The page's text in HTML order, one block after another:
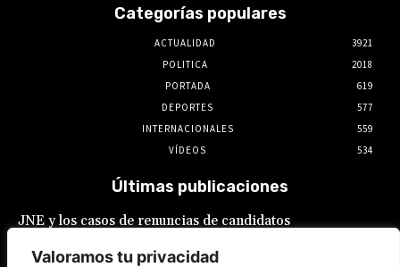
Valoramos tu privacidad
Categorías populares
ACTUALIDAD
3921
POLITICA
2018
PORTADA
619
DEPORTES
577
INTERNACIONALES
559
VÍDEOS
534
Últimas publicaciones
JNE y los casos de renuncias de candidatos
Constitución está por encima del reglamento